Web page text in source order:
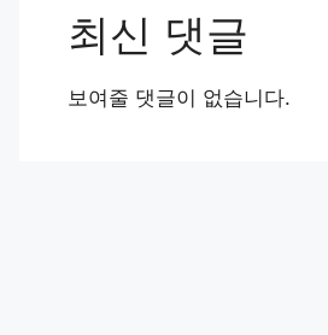
최신 댓글
보여줄 댓글이 없습니다.